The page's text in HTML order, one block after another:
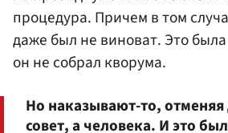
процедура. Причем в том
даже был не виноват. Это
он не собрал кворума.
Но наказывают-то,
совет, а человека. И это